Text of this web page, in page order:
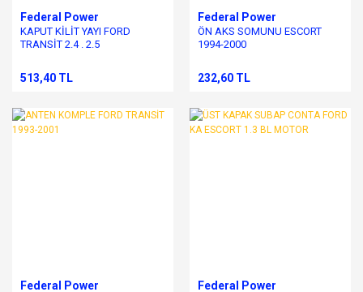
Federal Power
KAPUT KİLİT YAYI FORD
TRANSİT 2.4 . 2.5
513,40 TL
Federal Power
ÖN AKS SOMUNU ESCORT
1994-2000
232,60 TL
Federal Power Federal Power